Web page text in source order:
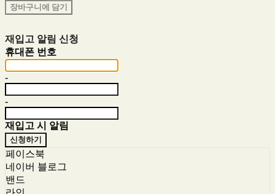
장바구니에 담기
재입고 알림 신청
휴대폰 번호
-
-
재입고 시 알림
신청하기
페이스북
네이버 블로그
밴드